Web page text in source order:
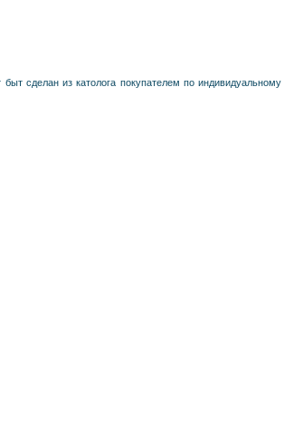
сделан из католога покупателем по индивидуальному